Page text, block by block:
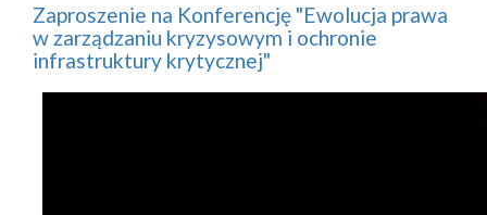
Zaproszenie na Konferencję "Ewolucja prawa
w zarządzaniu kryzysowym i ochronie
infrastruktury krytycznej"